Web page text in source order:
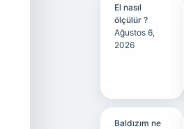
El nasıl
ölçülür ?
Ağustos 6,
2026
Baldızım ne